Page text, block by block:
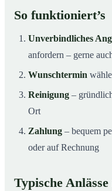
So funktioniert’s
Unverbindliches
anfordern – gerne
Wunschtermin
Reinigung –
Ort
Zahlung – bequem
oder auf Rechnung
Typische